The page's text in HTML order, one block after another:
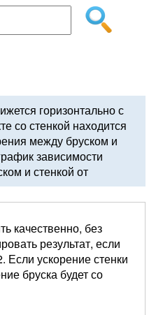
горизонтально с
со стенкой находится
между бруском и
зависимости
и стенкой от
качественно, без
результат, если
Если ускорение стенки
бруска будет со